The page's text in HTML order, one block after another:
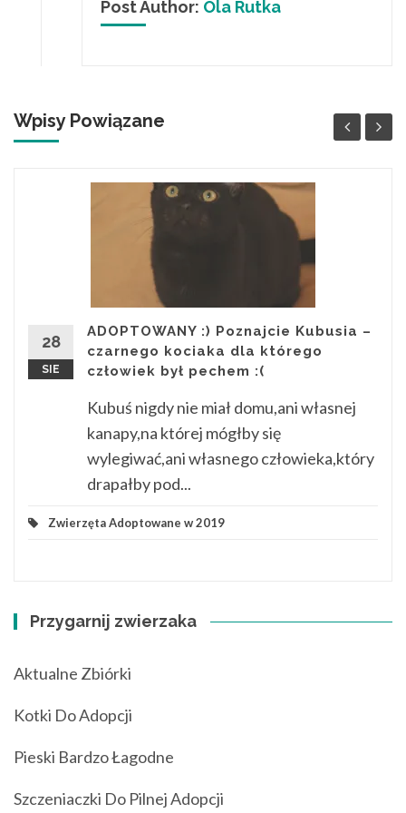
Post Author: Ola Rutka
Wpisy Powiązane
28
SIE
ADOPTOWANY :) Poznajcie Kubusia –
czarnego kociaka dla którego
człowiek był pechem :(
Kubuś nigdy nie miał domu,ani własnej
kanapy,na której mógłby się
wylegiwać,ani własnego człowieka,który
drapałby pod...
Zwierzęta Adoptowane w 2019
Przygarnij zwierzaka
Aktualne Zbiórki
Kotki Do Adopcji
Pieski Bardzo Łagodne
Szczeniaczki Do Pilnej Adopcji